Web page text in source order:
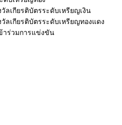
ลเกียรติบัตรระดับเหรียญเงิน
ลเกียรติบัตรระดับเหรียญทองแดง
าร่วมการแข่งขัน